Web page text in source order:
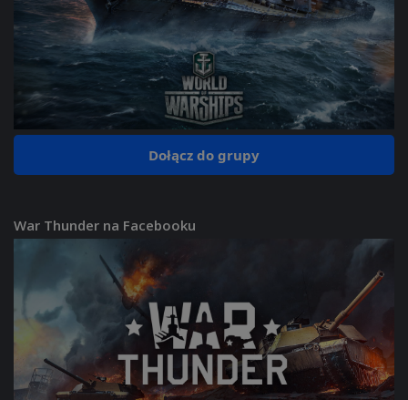
Dołącz do grupy
War Thunder na Facebooku